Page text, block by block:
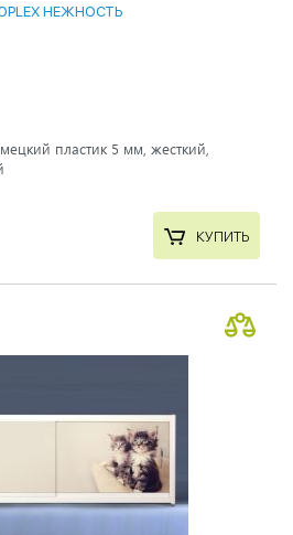
НЕЖНОСТЬ
пластик 5 мм, жесткий,
КУПИТЬ